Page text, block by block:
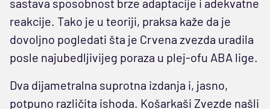
sastava sposobnost brze adaptacije i adekvatne
reakcije. Tako je u teoriji, praksa kaže da je
dovoljno pogledati šta je Crvena zvezda uradila
posle najubedljivijeg poraza u plej-ofu ABA lige.
Dva dijametralna suprotna izdanja i, jasno,
potpuno različita ishoda. Košarkaši Zvezde našli